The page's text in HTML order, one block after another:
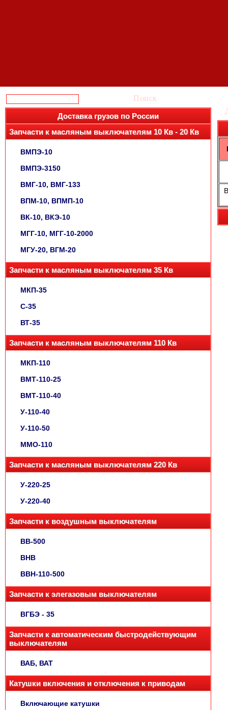
Поиск
Доставка грузов по России
Запчасти к масляным выключателям 10 Кв - 20 Кв
ВМПЭ-10
ВМПЭ-3150
ВМГ-10, ВМГ-133
ВПМ-10, ВПМП-10
ВК-10, ВКЭ-10
МГГ-10, МГГ-10-2000
МГУ-20, ВГМ-20
Запчасти к масляным выключателям 35 Кв
МКП-35
С-35
ВТ-35
Запчасти к масляным выключателям 110 Кв
МКП-110
ВМТ-110-25
ВМТ-110-40
У-110-40
У-110-50
ММО-110
Запчасти к масляным выключателям 220 Кв
У-220-25
У-220-40
Запчасти к воздушным выключателям
ВВ-500
ВНВ
ВВН-110-500
Запчасти к элегазовым выключателям
ВГБЭ - 35
Запчасти к автоматическим быстродействующим
выключателям
ВАБ, ВАТ
Катушки включения и отключения к приводам
Включающие катушки